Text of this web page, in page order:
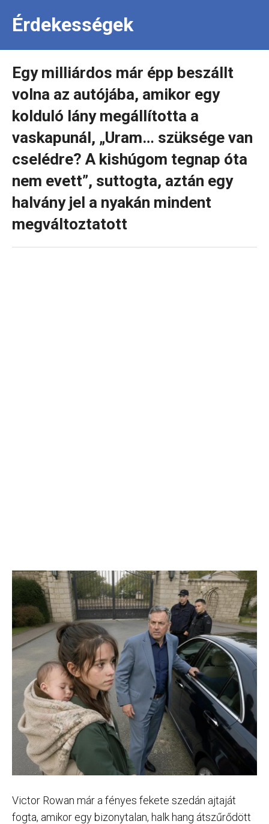
Érdekességek
Egy milliárdos már épp beszállt
volna az autójába, amikor egy
kolduló lány megállította a
vaskapunál, „Uram… szüksége van
cselédre? A kishúgom tegnap óta
nem evett”, suttogta, aztán egy
halvány jel a nyakán mindent
megváltoztatott
Victor Rowan már a fényes fekete szedán ajtaját
fogta, amikor egy bizonytalan, halk hang átszűrődött